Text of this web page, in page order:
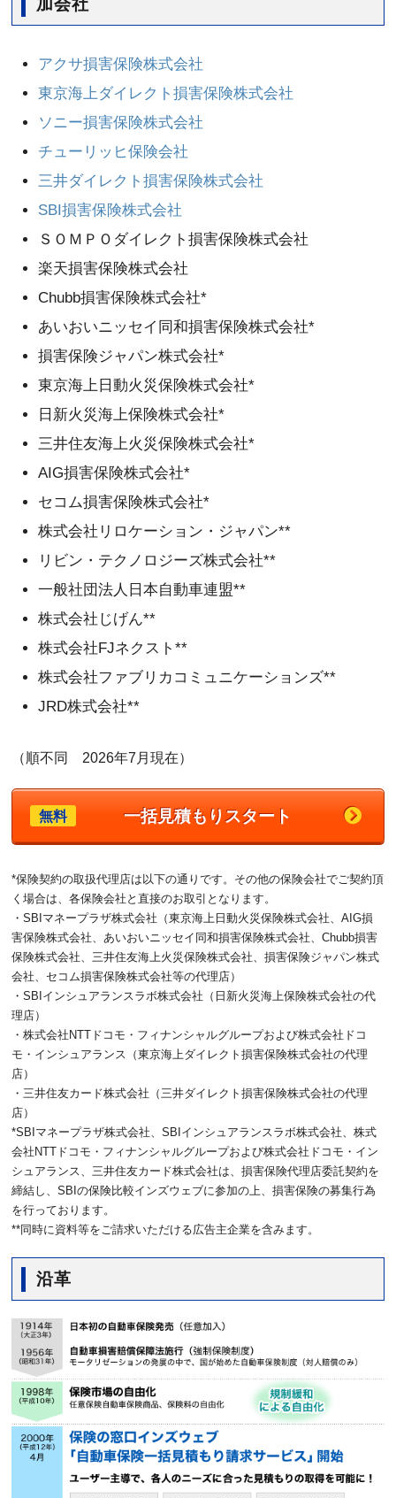
加会社
アクサ損害保険株式会社
東京海上ダイレクト損害保険株式会社
ソニー損害保険株式会社
チューリッヒ保険会社
三井ダイレクト損害保険株式会社
SBI損害保険株式会社
ＳＯＭＰＯダイレクト損害保険株式会社
楽天損害保険株式会社
Chubb損害保険株式会社*
あいおいニッセイ同和損害保険株式会社*
損害保険ジャパン株式会社*
東京海上日動火災保険株式会社*
日新火災海上保険株式会社*
三井住友海上火災保険株式会社*
AIG損害保険株式会社*
セコム損害保険株式会社*
株式会社リロケーション・ジャパン**
リビン・テクノロジーズ株式会社**
一般社団法人日本自動車連盟**
株式会社じげん**
株式会社FJネクスト**
株式会社ファブリカコミュニケーションズ**
JRD株式会社**
（順不同 2026年7月現在）
無料 一括見積もりスタート
*保険契約の取扱代理店は以下の通りです。その他の保険会社でご契約頂
く場合は、各保険会社と直接のお取引となります。
・SBIマネープラザ株式会社（東京海上日動火災保険株式会社、AIG損
害保険株式会社、あいおいニッセイ同和損害保険株式会社、Chubb損害
保険株式会社、三井住友海上火災保険株式会社、損害保険ジャパン株式
会社、セコム損害保険株式会社等の代理店）
・SBIインシュアランスラボ株式会社（日新火災海上保険株式会社の代
理店）
・株式会社NTTドコモ・フィナンシャルグループおよび株式会社ドコ
モ・インシュアランス（東京海上ダイレクト損害保険株式会社の代理
店）
・三井住友カード株式会社（三井ダイレクト損害保険株式会社の代理
店）
*SBIマネープラザ株式会社、SBIインシュアランスラボ株式会社、株式
会社NTTドコモ・フィナンシャルグループおよび株式会社ドコモ・イン
シュアランス、三井住友カード株式会社は、損害保険代理店委託契約を
締結し、SBIの保険比較インズウェブに参加の上、損害保険の募集行為
を行っております。
**同時に資料等をご請求いただける広告主企業を含みます。
沿革